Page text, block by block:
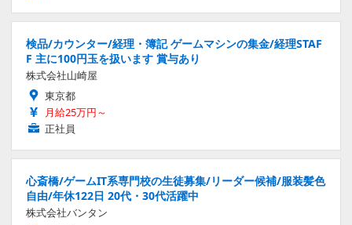
検品/カウンター/経理・簿記 ゲームマシンの集金/経理STAF
F 主に100円玉を扱います 賞与あり
株式会社山崎屋
東京都
月給25万円～
正社員
心斎橋/ゲームIT系専門校の生徒募集/リーダー候補/服装髪色
自由/年休122日 20代・30代活躍中
株式会社バンタン